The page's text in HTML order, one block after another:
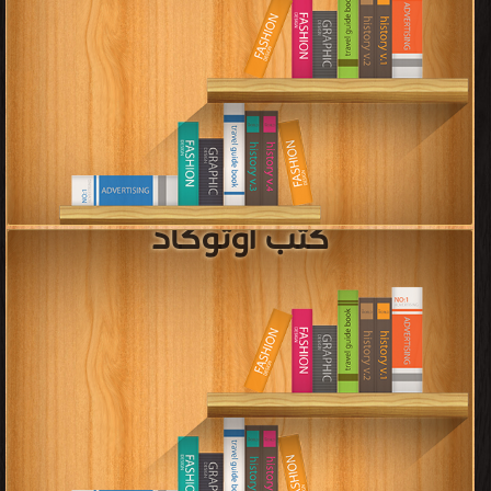
كتب مجلة نيتورك سيت